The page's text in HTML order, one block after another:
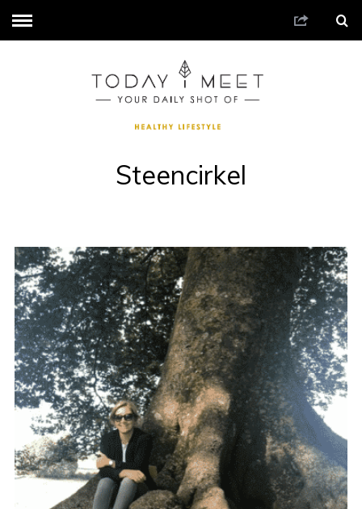
Steencirkel